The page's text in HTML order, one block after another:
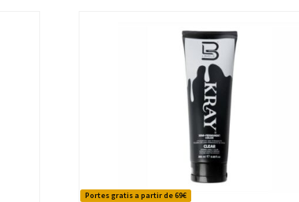
Portes gratis a partir de 69€